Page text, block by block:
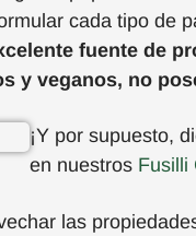
cada tipo de
fuente de
y veganos, no
¡Y por supuesto,
en nuestros Fusilli
las